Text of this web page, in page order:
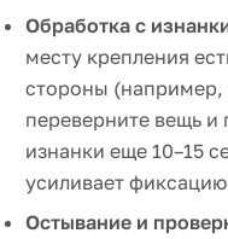
Обработка с
месту крепления
стороны (например,
переверните вещь и
изнанки еще 10–15
усиливает
Остывание и